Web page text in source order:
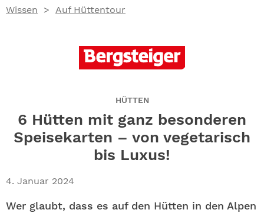
Wissen Auf Hüttentour
HÜTTEN
6 Hütten mit ganz besonderen
Speisekarten – von vegetarisch
bis Luxus!
4. Januar 2024
Wer glaubt, dass es auf den Hütten in den Alpen
NEWSLETTER
ALLE THEMEN